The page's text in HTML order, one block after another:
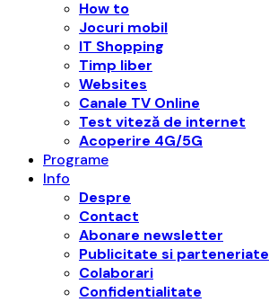
How to
Jocuri mobil
IT Shopping
Timp liber
Websites
Canale TV Online
Test viteză de internet
Acoperire 4G/5G
Programe
Info
Despre
Contact
Abonare newsletter
Publicitate si parteneriate
Colaborari
Confidentialitate